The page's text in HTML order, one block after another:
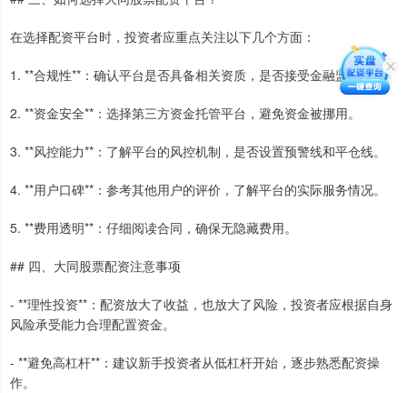
在选择配资平台时，投资者应重点关注以下几个方面：
1. **合规性**：确认平台是否具备相关资质，是否接受金融监管。
2. **资金安全**：选择第三方资金托管平台，避免资金被挪用。
3. **风控能力**：了解平台的风控机制，是否设置预警线和平仓线。
4. **用户口碑**：参考其他用户的评价，了解平台的实际服务情况。
5. **费用透明**：仔细阅读合同，确保无隐藏费用。
## 四、大同股票配资注意事项
- **理性投资**：配资放大了收益，也放大了风险，投资者应根据自身
风险承受能力合理配置资金。
- **避免高杠杆**：建议新手投资者从低杠杆开始，逐步熟悉配资操
作。